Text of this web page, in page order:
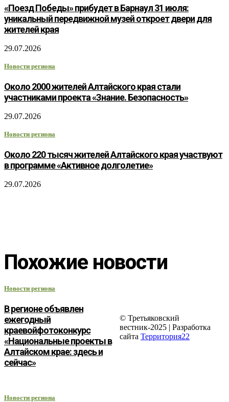
«Поезд Победы» прибудет в Барнаул 31 июля:
уникальный передвижной музей откроет двери для
жителей края
29.07.2026
Новости региона
Около 2000 жителей Алтайского края стали
участниками проекта «Знание. Безопасность»
29.07.2026
Новости региона
Около 220 тысяч жителей Алтайского края участвуют
в программе «Активное долголетие»
29.07.2026
Похожие новости
Новости региона
В регионе объявлен
ежегодный
краевойфотоконкурс
«Национальные проекты в
Алтайском крае: здесь и
сейчас»
Новости региона
© Третьяковский
вестник-2025 | Разработка
сайта Территория22